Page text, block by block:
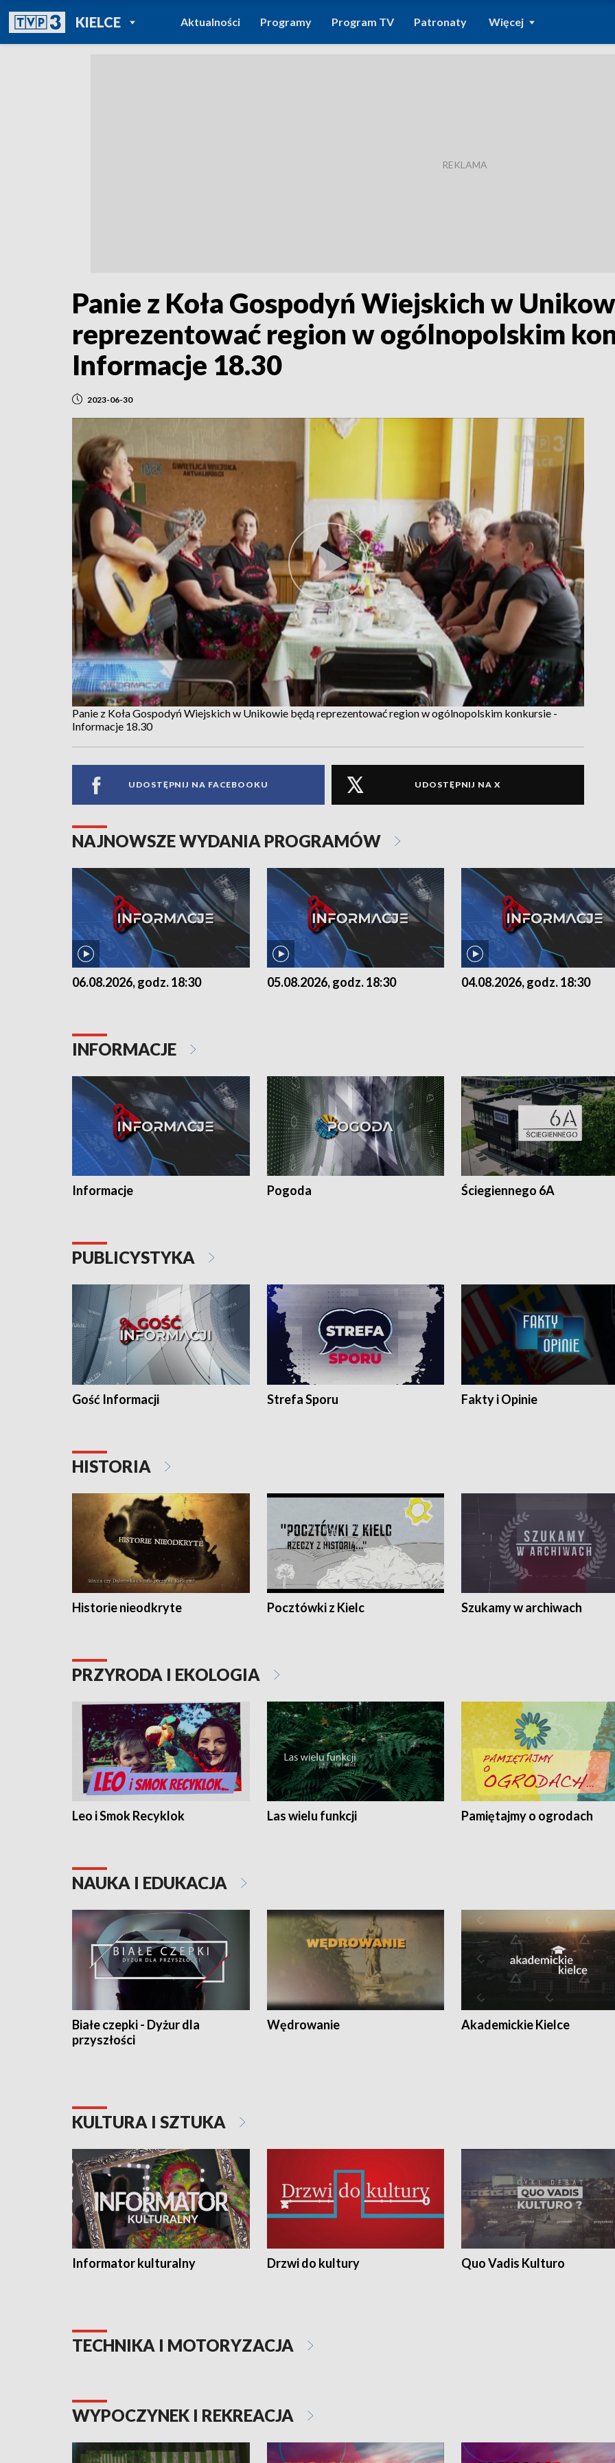
KIELCEPOWRÓT DO
TVP REGIONY
Aktualności Programy Program TV Patronaty Więcej
Panie z Koła Gospodyń Wiejskich w
reprezentować region w ogólnopolskim
Informacje 18.30
2023-06-30
Panie z Koła Gospodyń Wiejskich w Unikowie będą reprezentować region w ogólnopolskim konkursie -
Informacje 18.30
UDOSTĘPNIJ NA FACEBOOKU UDOSTĘPNIJ NA X
NAJNOWSZE WYDANIA PROGRAMÓW
06.08.2026, godz. 18:30 05.08.2026, godz. 18:30 04.08.2026, godz. 18:30
INFORMACJE
Informacje Pogoda Ściegiennego 6A
PUBLICYSTYKA
Gość Informacji Strefa Sporu Fakty i Opinie
HISTORIA
Historie nieodkryte Pocztówki z Kielc Szukamy w archiwach
PRZYRODA I EKOLOGIA
Leo i Smok Recyklok Las wielu funkcji Pamiętajmy o ogrodach
NAUKA I EDUKACJA
Białe czepki - Dyżur dla
przyszłości
Wędrowanie Akademickie Kielce
KULTURA I SZTUKA
Informator kulturalny Drzwi do kultury Quo Vadis Kulturo
TECHNIKA I MOTORYZACJA
WYPOCZYNEK I REKREACJA